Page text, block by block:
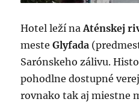
Hotel leží naAténskej
mesteGlyfada
Sarónskeho zálivu.
pohodlne dostupné
rovnako tak aj miestne